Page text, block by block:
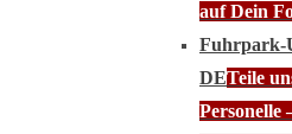
auf Dein
Fuhrpark-
DETeile
Personelle